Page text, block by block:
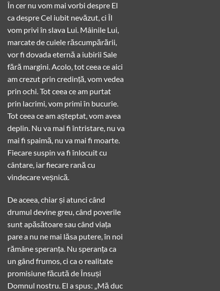
În cer nu vom mai vorbi despre El
ca despre Cel iubit nevăzut, ci Îl
vom privi în slava Lui. Mâinile Lui,
marcate de cuiele răscumpărării,
vor fi dovada eternă a iubirii Sale
fără margini. Acolo, tot ceea ce aici
am crezut prin credință, vom vedea
prin ochi. Tot ceea ce am purtat
prin lacrimi, vom primi în bucurie.
Tot ceea ce am așteptat, vom avea
deplin. Nu va mai fi întristare, nu va
mai fi spaimă, nu va mai fi moarte.
Fiecare suspin va fi înlocuit cu
cântare, iar fiecare rană cu
vindecare veșnică.
De aceea, chiar și atunci când
drumul devine greu, când poverile
sunt apăsătoare sau când viața
pare a nu ne mai lăsa putere, în noi
rămâne speranța. Nu speranța ca
un gând frumos, ci ca o realitate
promisiune făcută de Însuși
Domnul nostru. El a spus: „Mă duc